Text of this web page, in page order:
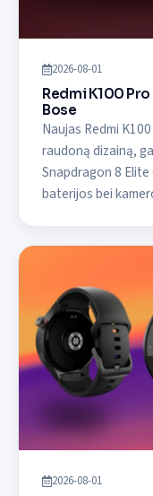
2026-08-01
Redmi K100
Bose
Naujas Redmi
raudoną dizainą,
Snapdragon 8 Elite
baterijos bei
2026-08-01